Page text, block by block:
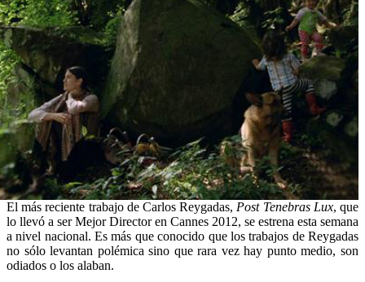
El más reciente trabajo de Carlos Reygadas, Post Tenebras Lux, que
lo llevó a ser Mejor Director en Cannes 2012, se estrena esta semana
a nivel nacional. Es más que conocido que los trabajos de Reygadas
no sólo levantan polémica sino que rara vez hay punto medio, son
odiados o los alaban.